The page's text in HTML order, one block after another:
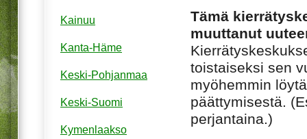
Tämä
muuttanut
toistaiseksi sen
myöhemmin
päättymisestä.
perjantaina.)
Kainuu
Kanta-Häme
Keski-Pohjanmaa
Keski-Suomi
Kymenlaakso